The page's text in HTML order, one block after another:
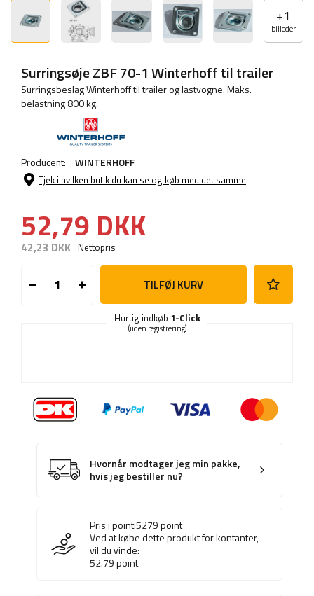
+1
billeder
Surringsøje ZBF 70-1 Winterhoff til trailer
Surringsbeslag Winterhoff til trailer og lastvogne. Maks.
belastning 800 kg.
Producent: WINTERHOFF
Tjek i hvilken butik du kan se og køb med det samme
52,79 DKK
42,23 DKK Nettopris
TILFØJ KURV
Hurtig indkøb 1-Click
(uden registrering)
Hvornår modtager jeg min pakke,
hvis jeg bestiller nu?
Pris i point:5279point
Ved at købe dette produkt for kontanter,
vil du vinde:
52.79point